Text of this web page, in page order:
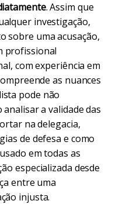
. Assim que
investigação,
sobre uma acusação,
profissional
com experiência em
as nuances
pode não
a validade das
na delegacia,
de defesa e como
em todas as
especializada desde
entre uma
injusta.